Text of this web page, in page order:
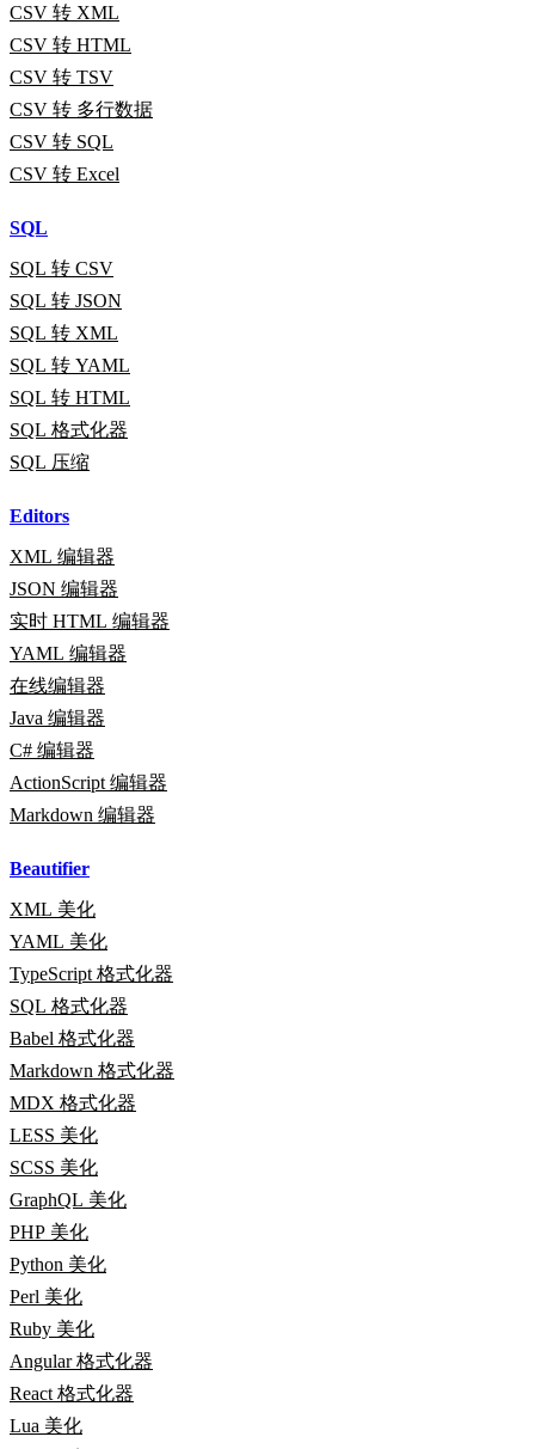
CSV 转 XML
CSV 转 HTML
CSV 转 TSV
CSV 转 多行数据
CSV 转 SQL
CSV 转 Excel
SQL
SQL 转 CSV
SQL 转 JSON
SQL 转 XML
SQL 转 YAML
SQL 转 HTML
SQL 格式化器
SQL 压缩
Editors
XML 编辑器
JSON 编辑器
实时 HTML 编辑器
YAML 编辑器
在线编辑器
Java 编辑器
C# 编辑器
ActionScript 编辑器
Markdown 编辑器
Beautifier
XML 美化
YAML 美化
TypeScript 格式化器
SQL 格式化器
Babel 格式化器
Markdown 格式化器
MDX 格式化器
LESS 美化
SCSS 美化
GraphQL 美化
PHP 美化
Python 美化
Perl 美化
Ruby 美化
Angular 格式化器
React 格式化器
Lua 美化